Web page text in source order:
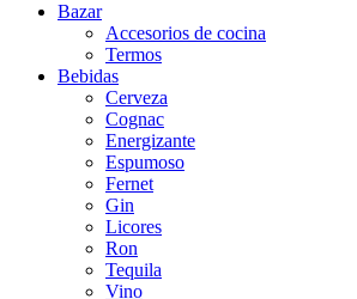
Bazar
Accesorios de cocina
Termos
Bebidas
Cerveza
Cognac
Energizante
Espumoso
Fernet
Gin
Licores
Ron
Tequila
Vino